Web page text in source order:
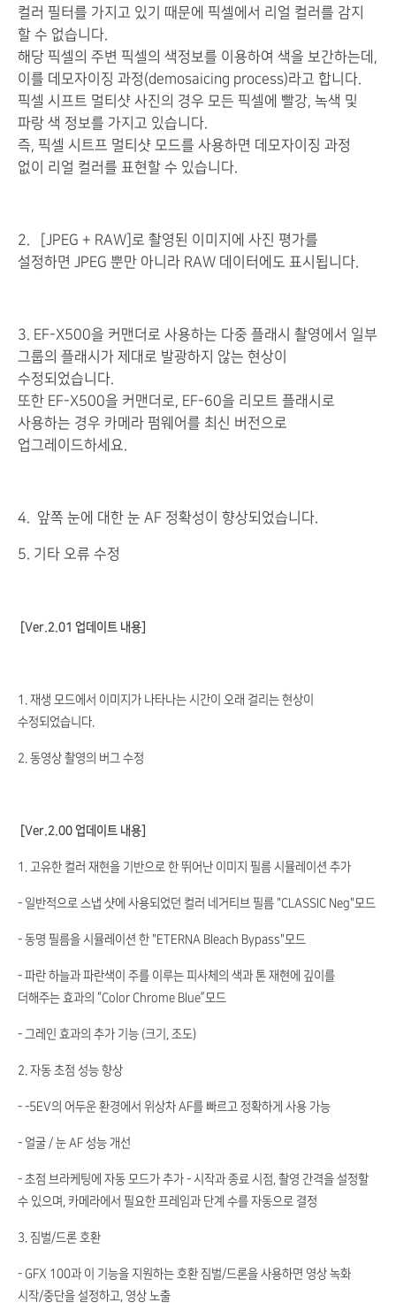
컬러 필터를 가지고 있기 때문에 픽셀에서 리얼 컬러를 감지
할 수 없습니다.
해당 픽셀의 주변 픽셀의 색정보를 이용하여 색을 보간하는데,
이를 데모자이징 과정(demosaicing process)라고 합니다.
픽셀 시프트 멀티샷 사진의 경우 모든 픽셀에 빨강, 녹색 및
파랑 색 정보를 가지고 있습니다.
즉, 픽셀 시트프 멀티샷 모드를 사용하면 데모자이징 과정
없이 리얼 컬러를 표현할 수 있습니다.
2. [JPEG + RAW]로 촬영된 이미지에 사진 평가를
설정하면 JPEG 뿐만 아니라 RAW 데이터에도 표시됩니다.
3. EF-X500을 커맨더로 사용하는 다중 플래시 촬영에서 일부
그룹의 플래시가 제대로 발광하지 않는 현상이
수정되었습니다.
또한 EF-X500을 커맨더로, EF-60을 리모트 플래시로
사용하는 경우 카메라 펌웨어를 최신 버전으로
업그레이드하세요.
4. 앞쪽 눈에 대한 눈 AF 정확성이 향상되었습니다.
5. 기타 오류 수정
[Ver.2.01 업데이트 내용]
1. 재생 모드에서 이미지가 나타나는 시간이 오래 걸리는 현상이
수정되었습니다.
2. 동영상 촬영의 버그 수정
[Ver.2.00 업데이트 내용]
1. 고유한 컬러 재현을 기반으로 한 뛰어난 이미지 필름 시뮬레이션 추가
- 일반적으로 스냅 샷에 사용되었던 컬러 네거티브 필름 "CLASSIC Neg"모드
- 동명 필름을 시뮬레이션 한 "ETERNA Bleach Bypass"모드
- 파란 하늘과 파란색이 주를 이루는 피사체의 색과 톤 재현에 깊이를
더해주는 효과의 “Color Chrome Blue”모드
- 그레인 효과의 추가 기능 (크기, 조도)
2. 자동 초점 성능 향상
- -5EV의 어두운 환경에서 위상차 AF를 빠르고 정확하게 사용 가능
- 얼굴 / 눈 AF 성능 개선
- 초점 브라케팅에 자동 모드가 추가 - 시작과 종료 시점, 촬영 간격을 설정할
수 있으며, 카메라에서 필요한 프레임과 단계 수를 자동으로 결정
3. 짐벌/드론 호환
- GFX 100과 이 기능을 지원하는 호환 짐벌/드론을 사용하면 영상 녹화
시작/중단을 설정하고, 영상 노출